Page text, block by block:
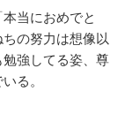
当におめでと
の努力は想像以
強してる姿、尊
る。